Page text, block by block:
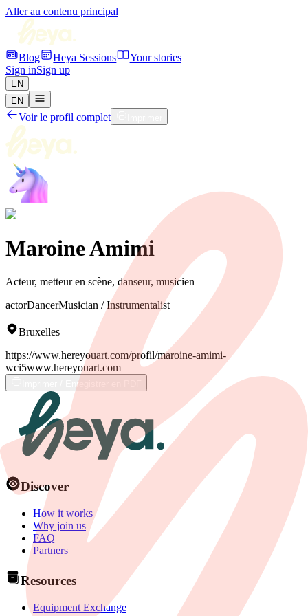
Aller au contenu principal
Blog Heya Sessions
Your stories
Sign inSign up
EN
EN
Voir le profil complet
Maroine Amimi
Acteur, metteur en scène, danseur, musicien
actorDancerMusician / Instrumentalist
Bruxelles
https://www.hereyouart.com/profil/maroine-amimi-
wci5www.hereyouart.com
Imprimer / Enregistrer en PDF
Discover
How it works
Why join us
FAQ
Partners
Resources
Equipment Exchange